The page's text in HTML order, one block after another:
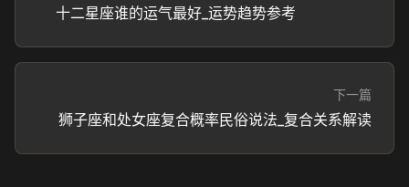
十二星座谁的运气最好_运势趋势参考
下一篇
狮子座和处女座复合概率民俗说法_复合关系解读